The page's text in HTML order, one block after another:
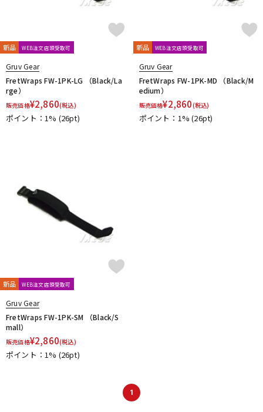
新品 WEB注文店頭受取可
Gruv Gear
FretWraps FW-1PK-LG （Black/La
rge）
販売価格¥2,860(税込)
ポイント：1% (26pt)
新品 WEB注文店頭受取可
Gruv Gear
FretWraps FW-1PK-MD （Black/M
edium）
販売価格¥2,860(税込)
ポイント：1%(26pt)
新品 WEB注文店頭受取可
Gruv Gear
FretWraps FW-1PK-SM （Black/S
mall）
販売価格¥2,860(税込)
ポイント：1% (26pt)
1